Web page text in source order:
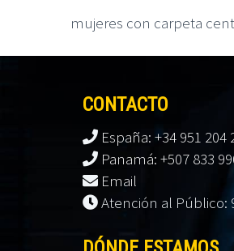
mujeres con carpeta
CONTACTO
España: +34 951 204
Panamá: +507 833
Email
Atención al Público: